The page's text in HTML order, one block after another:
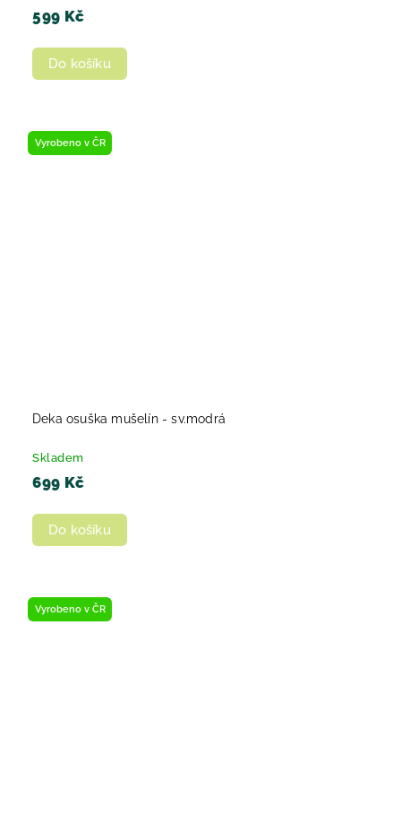
599 Kč
Do košíku
Vyrobeno v ČR
Deka osuška mušelín - sv.modrá
Skladem
699 Kč
Do košíku
Vyrobeno v ČR